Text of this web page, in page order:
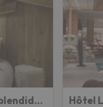
Appartement Esprit Chalet - Splendide Vue Montagne Hôtel